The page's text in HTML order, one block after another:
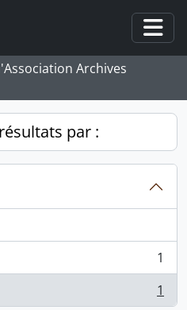
Archives
par :
1
1